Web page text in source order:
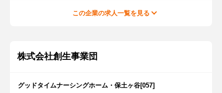
この企業の求人一覧を見る
株式会社創生事業団
グッドタイムナーシングホーム・保土ヶ谷[057]